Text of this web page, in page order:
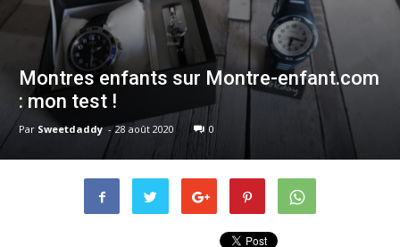
Montres enfants sur Montre-enfant.com
: mon test !
Par Sweetdaddy - 28 août 2020 0